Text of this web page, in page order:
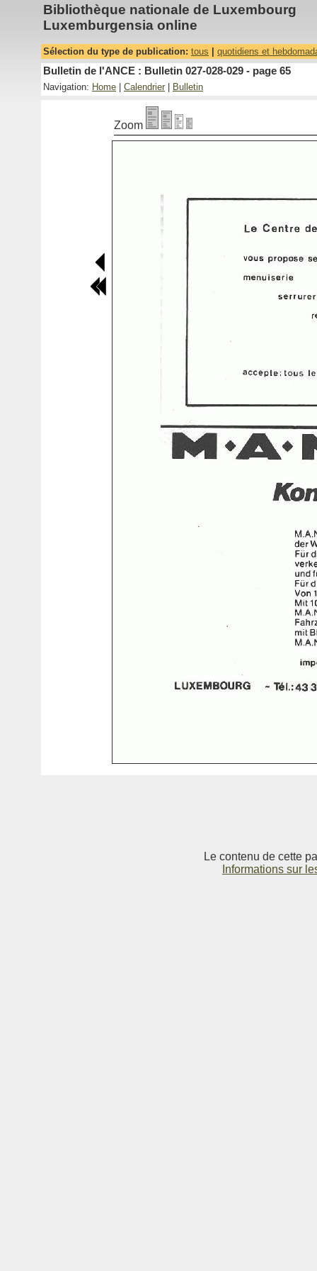
Bibliothèque nationale de Luxembourg
Luxemburgensia online
Sélection du type de publication: tous quotidiens et
Bulletin de l'ANCE : Bulletin 027-028-029 - page 65
Navigation: Home Calendrier Bulletin
Zoom
Le contenu de cette
Informations sur